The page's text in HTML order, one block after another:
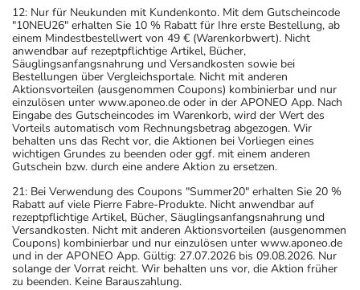
- Es kann Arzneimittel geben, mit denen
Wechselwirkungen auftreten. Sie sollten deswegen
generell vor der Behandlung mit einem neuen
Arzneimittel jedes andere, das Sie bereits anwenden,
dem Arzt oder Apotheker angeben. Das gilt auch für
Arzneimittel, die Sie selbst kaufen, nur gelegentlich
anwenden oder deren Anwendung schon einige Zeit
zurückliegt.
- Auf Grapefruit sowie Grapefruit-Zubereitungen soll
während der Behandlung mit dem Medikament
vollständig verzichtet werden.
Bitte verwenden Sie dieses Arzneimittel nicht mehr nach
dem auf der Packung oder der Umverpackung
angegebenen Verfallsdatum. Das Verfallsdatum bezieht
sich auf den letzten Tag des angegebenen Monats.
12: Nur für Neukunden mit Kundenkonto. Mit dem Gutscheincode
"10NEU26" erhalten Sie 10 % Rabatt für Ihre erste Bestellung, ab
einem Mindestbestellwert von 49 € (Warenkorbwert). Nicht
anwendbar auf rezeptpflichtige Artikel, Bücher,
Säuglingsanfangsnahrung und Versandkosten sowie bei
Bestellungen über Vergleichsportale. Nicht mit anderen
Aktionsvorteilen (ausgenommen Coupons) kombinierbar und nur
einzulösen unter www.aponeo.de oder in der APONEO App. Nach
Eingabe des Gutscheincodes im Warenkorb, wird der Wert des
Vorteils automatisch vom Rechnungsbetrag abgezogen. Wir
behalten uns das Recht vor, die Aktionen bei Vorliegen eines
wichtigen Grundes zu beenden oder ggf. mit einem anderen
Gutschein bzw. durch eine andere Aktion zu ersetzen.
21: Bei Verwendung des Coupons "Summer20" erhalten Sie 20 %
Rabatt auf viele Pierre Fabre-Produkte. Nicht anwendbar auf
rezeptpflichtige Artikel, Bücher, Säuglingsanfangsnahrung und
Versandkosten. Nicht mit anderen Aktionsvorteilen (ausgenommen
Coupons) kombinierbar und nur einzulösen unter www.aponeo.de
und in der APONEO App. Gültig: 27.07.2026 bis 09.08.2026. Nur
solange der Vorrat reicht. Wir behalten uns vor, die Aktion früher
zu beenden. Keine Barauszahlung.